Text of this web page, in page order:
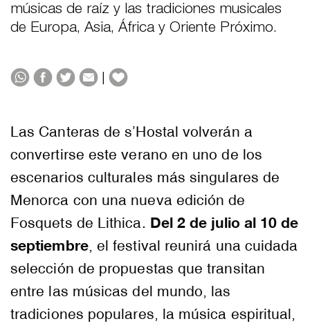
músicas de raíz y las tradiciones musicales
de Europa, Asia, África y Oriente Próximo.
|
Las Canteras de s’Hostal volverán a
convertirse este verano en uno de los
escenarios culturales más singulares de
Menorca con una nueva edición de
Fosquets de Lithica. Del 2 de julio al 10 de
septiembre, el festival reunirá una cuidada
selección de propuestas que transitan
entre las músicas del mundo, las
tradiciones populares, la música espiritual,